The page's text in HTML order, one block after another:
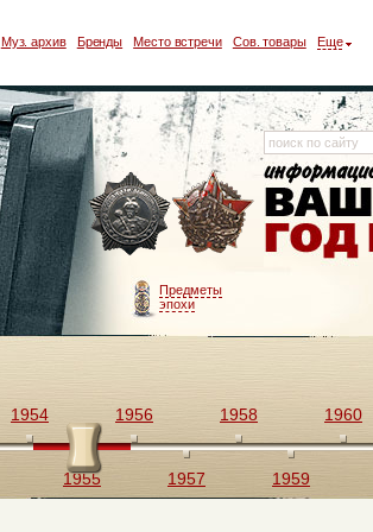
Муз. архив Бренды Место встречи Сов. товары Еще
Предметы
эпохи
1954
1955
1956
1957
1958
1959
1960